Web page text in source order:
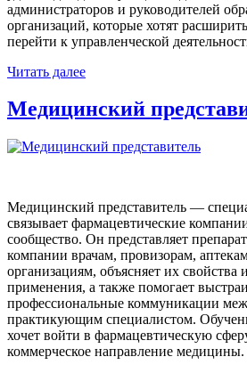
администраторов и руководителей
организаций, которые хотят
перейти к управленческой
Читать далее
Медицинский
Медицинский представитель —
связывает фармацевтические
сообщество. Он представляет
компании врачам, провизорам,
организациям, объясняет их свойства
применения, а также помогает
профессиональные коммуникации
практикующим специалистом.
хочет войти в фармацевтическую
коммерческое направление медицины.